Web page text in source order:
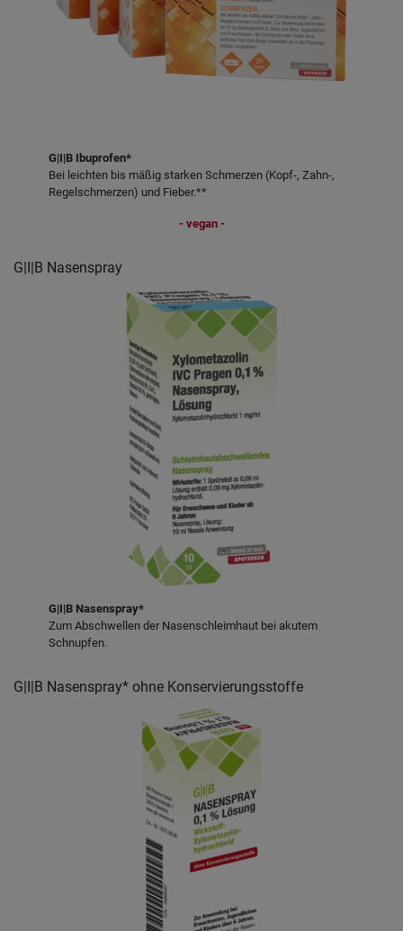
G|I|B Ibuprofen*
Bei leichten bis mäßig starken Schmerzen (Kopf-, Zahn-,
Regelschmerzen) und Fieber.**
- vegan -
G|I|B Nasenspray
G|I|B Nasenspray*
Zum Abschwellen der Nasenschleimhaut bei akutem
Schnupfen.
G|I|B Nasenspray* ohne Konservierungsstoffe